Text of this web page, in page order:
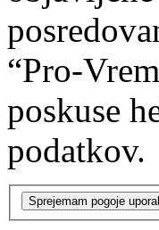
“Pro-
poskuse
podatkov.